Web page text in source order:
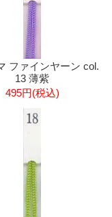
ファインヤーン col.
13 薄紫
495円(税込)